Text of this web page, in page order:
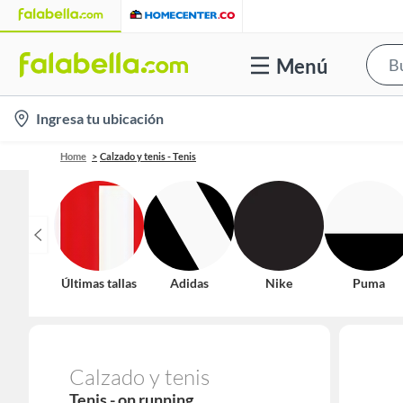
Menú
location-
icon
Ingresa tu ubicación
Home Calzado y tenis - Tenis
Últimas tallas Adidas Nike Puma
Calzado y tenis